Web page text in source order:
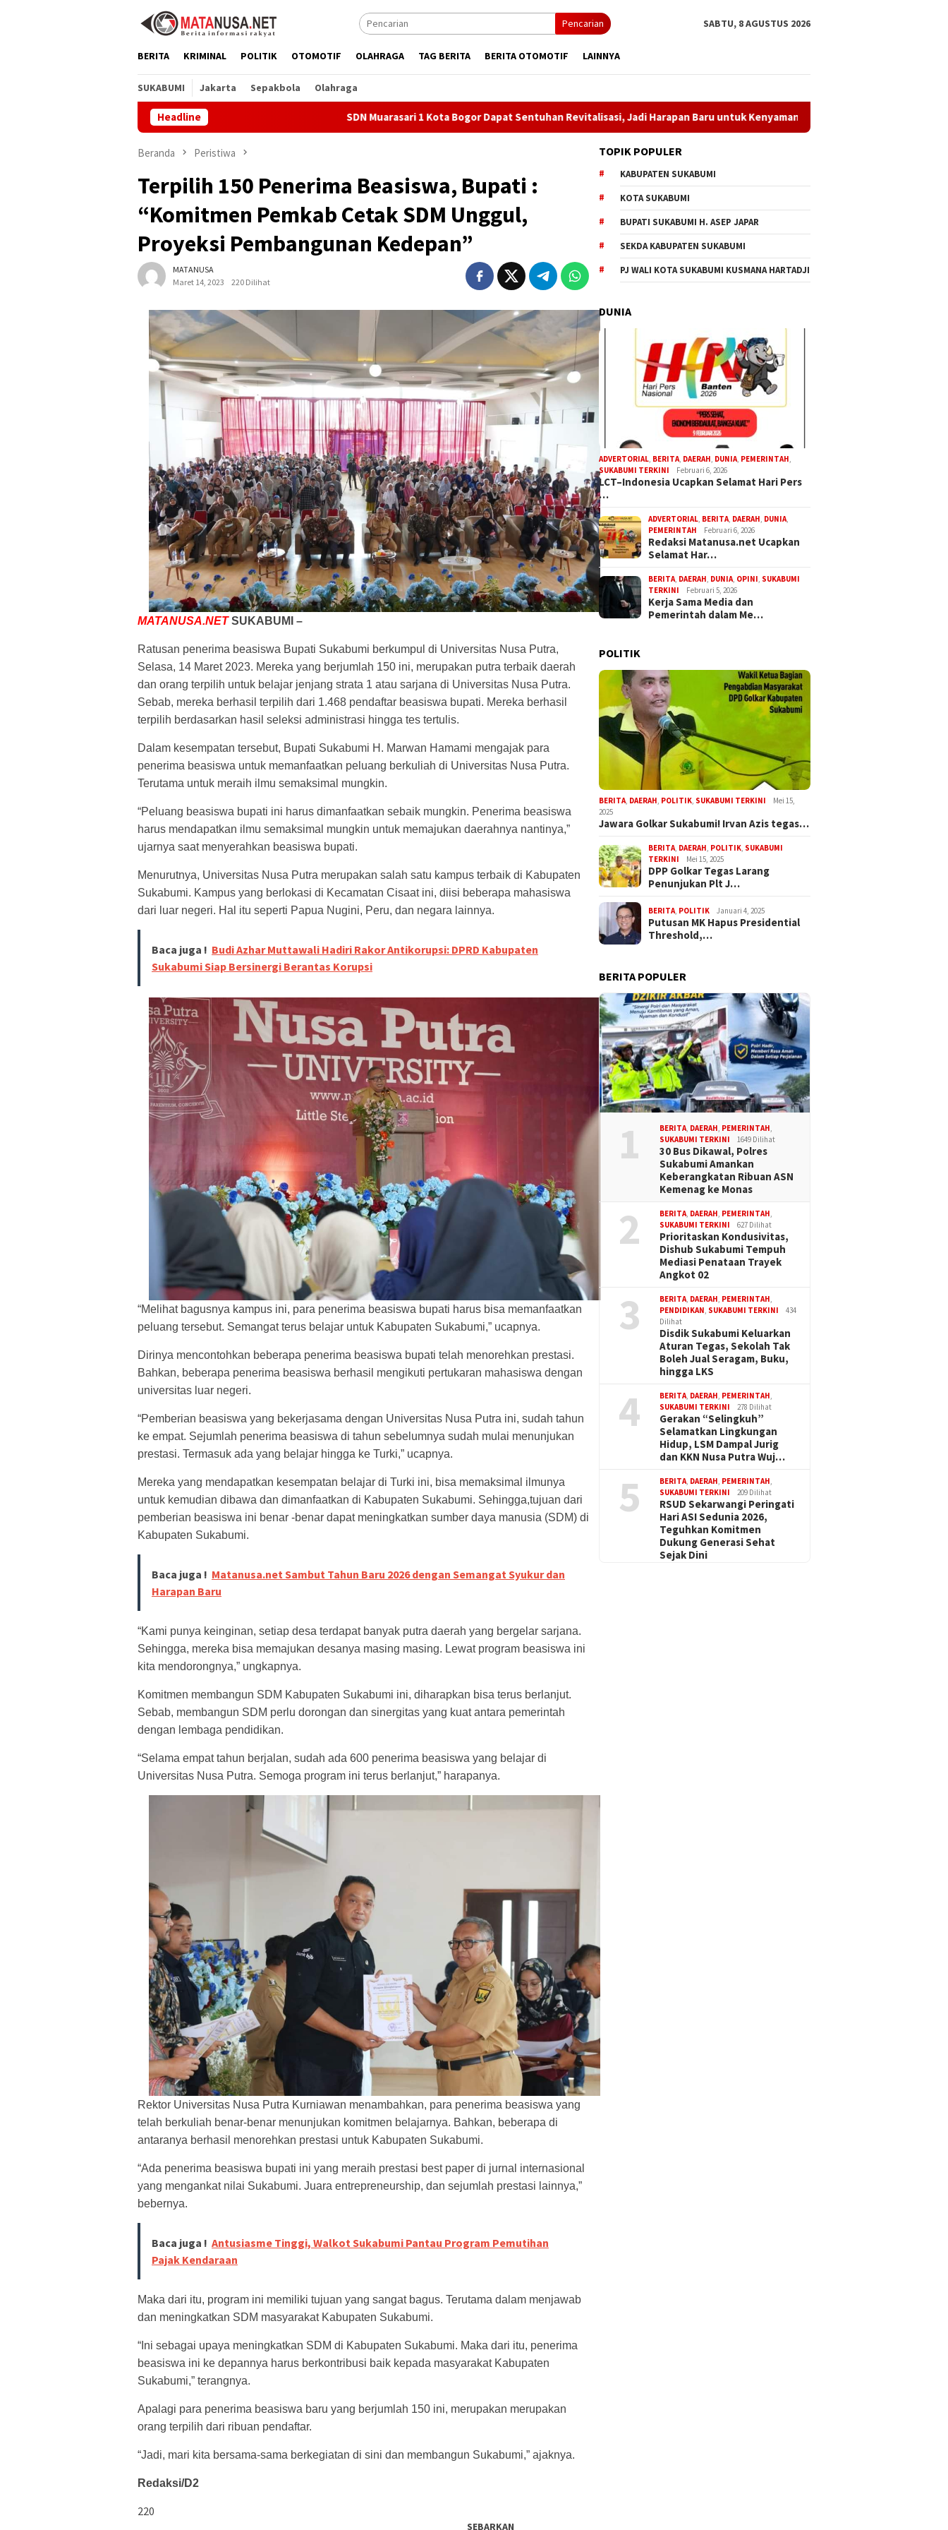
Pencarian SABTU, 8 AGUSTUS 2026
BERITA KRIMINAL POLITIK OTOMOTIF OLAHRAGA TAG BERITA BERITA OTOMOTIF LAINNYA
SUKABUMI Jakarta Sepakbola Olahraga
Headline SDN Muarasari 1 Kota Bogor Dapat Sentuhan Revitalisasi, Jadi Harapan Baru untuk Kenyamanan Belajar LT I dan Kanira Dibuka, Wabup
Beranda Peristiwa
Terpilih 150 Penerima Beasiswa, Bupati :
“Komitmen Pemkab Cetak SDM Unggul,
Proyeksi Pembangunan Kedepan”
MATANUSA
Maret 14, 2023
220 Dilihat
MATANUSA.NETSUKABUMI –
Ratusan penerima beasiswa Bupati Sukabumi berkumpul di Universitas Nusa Putra,
Selasa, 14 Maret 2023. Mereka yang berjumlah 150 ini, merupakan putra terbaik daerah
dan orang terpilih untuk belajar jenjang strata 1 atau sarjana di Universitas Nusa Putra.
Sebab, mereka berhasil terpilih dari 1.468 pendaftar beasiswa bupati. Mereka berhasil
terpilih berdasarkan hasil seleksi administrasi hingga tes tertulis.
Dalam kesempatan tersebut, Bupati Sukabumi H. Marwan Hamami mengajak para
penerima beasiswa untuk memanfaatkan peluang berkuliah di Universitas Nusa Putra.
Terutama untuk meraih ilmu semaksimal mungkin.
“Peluang beasiswa bupati ini harus dimanfaatkan sebaik mungkin. Penerima beasiswa
harus mendapatkan ilmu semaksimal mungkin untuk memajukan daerahnya nantinya,”
ujarnya saat menyerahkan beasiswa bupati.
Menurutnya, Universitas Nusa Putra merupakan salah satu kampus terbaik di Kabupaten
Sukabumi. Kampus yang berlokasi di Kecamatan Cisaat ini, diisi beberapa mahasiswa
dari luar negeri. Hal itu seperti Papua Nugini, Peru, dan negara lainnya.
Baca juga ! Budi Azhar Muttawali Hadiri Rakor Antikorupsi: DPRD Kabupaten
Sukabumi Siap Bersinergi Berantas Korupsi
“Melihat bagusnya kampus ini, para penerima beasiswa bupati harus bisa memanfaatkan
peluang tersebut. Semangat terus belajar untuk Kabupaten Sukabumi,” ucapnya.
Dirinya mencontohkan beberapa penerima beasiswa bupati telah menorehkan prestasi.
Bahkan, beberapa penerima beasiswa berhasil mengikuti pertukaran mahasiswa dengan
universitas luar negeri.
“Pemberian beasiswa yang bekerjasama dengan Universitas Nusa Putra ini, sudah tahun
ke empat. Sejumlah penerima beasiswa di tahun sebelumnya sudah mulai menunjukan
prestasi. Termasuk ada yang belajar hingga ke Turki,” ucapnya.
Mereka yang mendapatkan kesempatan belajar di Turki ini, bisa memaksimal ilmunya
untuk kemudian dibawa dan dimanfaatkan di Kabupaten Sukabumi. Sehingga,tujuan dari
pemberian beasiswa ini benar -benar dapat meningkatkan sumber daya manusia (SDM) di
Kabupaten Sukabumi.
Baca juga ! Matanusa.net Sambut Tahun Baru 2026 dengan Semangat Syukur dan
Harapan Baru
“Kami punya keinginan, setiap desa terdapat banyak putra daerah yang bergelar sarjana.
Sehingga, mereka bisa memajukan desanya masing masing. Lewat program beasiswa ini
kita mendorongnya,” ungkapnya.
Komitmen membangun SDM Kabupaten Sukabumi ini, diharapkan bisa terus berlanjut.
Sebab, membangun SDM perlu dorongan dan sinergitas yang kuat antara pemerintah
dengan lembaga pendidikan.
“Selama empat tahun berjalan, sudah ada 600 penerima beasiswa yang belajar di
Universitas Nusa Putra. Semoga program ini terus berlanjut,” harapanya.
Rektor Universitas Nusa Putra Kurniawan menambahkan, para penerima beasiswa yang
telah berkuliah benar-benar menunjukan komitmen belajarnya. Bahkan, beberapa di
antaranya berhasil menorehkan prestasi untuk Kabupaten Sukabumi.
“Ada penerima beasiswa bupati ini yang meraih prestasi best paper di jurnal internasional
yang mengankat nilai Sukabumi. Juara entrepreneurship, dan sejumlah prestasi lainnya,”
bebernya.
Baca juga ! Antusiasme Tinggi, Walkot Sukabumi Pantau Program Pemutihan
Pajak Kendaraan
Maka dari itu, program ini memiliki tujuan yang sangat bagus. Terutama dalam menjawab
dan meningkatkan SDM masyarakat Kabupaten Sukabumi.
“Ini sebagai upaya meningkatkan SDM di Kabupaten Sukabumi. Maka dari itu, penerima
beasiswa ini ke depannya harus berkontribusi baik kepada masyarakat Kabupaten
Sukabumi,” terangnya.
Apalagi para penerima beasiswa baru yang berjumlah 150 ini, merupakan merupakan
orang terpilih dari ribuan pendaftar.
“Jadi, mari kita bersama-sama berkegiatan di sini dan membangun Sukabumi,” ajaknya.
Redaksi/D2
220
SEBARKAN
TOPIK POPULER
KABUPATEN SUKABUMI
KOTA SUKABUMI
BUPATI SUKABUMI H. ASEP JAPAR
SEKDA KABUPATEN SUKABUMI
PJ WALI KOTA SUKABUMI KUSMANA HARTADJI
DUNIA
ADVERTORIAL BERITA DAERAH DUNIA PEMERINTAH
SUKABUMI TERKINI
Februari 6, 2026
LCT–Indonesia Ucapkan Selamat Hari Pers
…
ADVERTORIAL BERITA DAERAH DUNIA
PEMERINTAH
Februari 6, 2026
Redaksi Matanusa.net Ucapkan
Selamat Har…
BERITA DAERAH DUNIA OPINI SUKABUMI
TERKINI
Februari 5, 2026
Kerja Sama Media dan
Pemerintah dalam Me…
POLITIK
BERITA DAERAH POLITIK SUKABUMI TERKINI
Mei 15,
2025
Jawara Golkar Sukabumi! Irvan Azis tegas…
BERITA DAERAH POLITIK SUKABUMI
TERKINI
Mei 15, 2025
DPP Golkar Tegas Larang
Penunjukan Plt J…
BERITA POLITIK Januari 4, 2025
Putusan MK Hapus Presidential
Threshold,…
BERITA POPULER
1 BERITA, DAERAH, PEMERINTAH,
SUKABUMI TERKINI
1649 Dilihat
30 Bus Dikawal, Polres
Sukabumi Amankan
Keberangkatan Ribuan ASN
Kemenag ke Monas
2 BERITA, DAERAH, PEMERINTAH,
SUKABUMI TERKINI
627 Dilihat
Prioritaskan Kondusivitas,
Dishub Sukabumi Tempuh
Mediasi Penataan Trayek
Angkot 02
3 BERITA, DAERAH, PEMERINTAH,
PENDIDIKAN, SUKABUMI TERKINI
434
Dilihat
Disdik Sukabumi Keluarkan
Aturan Tegas, Sekolah Tak
Boleh Jual Seragam, Buku,
hingga LKS
4 BERITA, DAERAH, PEMERINTAH,
SUKABUMI TERKINI
278 Dilihat
Gerakan “Selingkuh”
Selamatkan Lingkungan
Hidup, LSM Dampal Jurig
dan KKN Nusa Putra Wuj…
5 BERITA, DAERAH, PEMERINTAH,
SUKABUMI TERKINI
209 Dilihat
RSUD Sekarwangi Peringati
Hari ASI Sedunia 2026,
Teguhkan Komitmen
Dukung Generasi Sehat
Sejak Dini